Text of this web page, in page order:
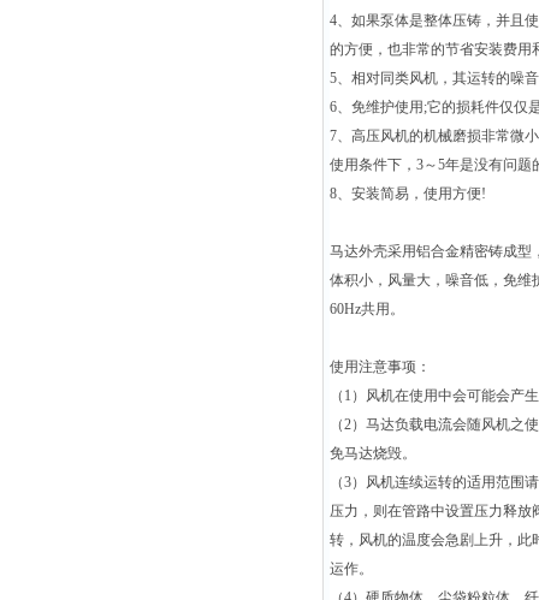
4、如果泵体是整体压铸，并且
的方便，也非常的节省安装费用
5、相对同类风机，其运转的噪
6、免维护使用;它的损耗件仅仅
7、高压风机的机械磨损非常微
使用条件下，3～5年是没有问题
8、安装简易，使用方便!
马达外壳采用铝合金精密铸成
体积小，风量大，噪音低，免维
60Hz共用。
使用注意事项：
（1）风机在使用中会可能会产
（2）马达负载电流会随风机之
免马达烧毁。
（3）风机连续运转的适用范
压力，则在管路中设置压力释
转，风机的温度会急剧上升，此
运作。